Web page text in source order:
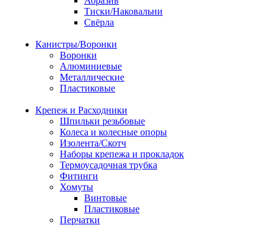
Тиски/Наковальни
Свёрла
Канистры/Воронки
Воронки
Алюминиевые
Металлические
Пластиковые
Крепеж и Расходники
Шпильки резьбовые
Колеса и колесные опоры
Изолента/Скотч
Наборы крепежа и прокладок
Термоусадочная трубка
Фитинги
Хомуты
Винтовые
Пластиковые
Перчатки